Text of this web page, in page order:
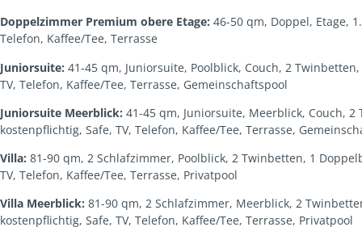
Doppelzimmer Premium obere Etage: 46-50 qm, Doppel, Etage,
Telefon, Kaffee/Tee, Terrasse
Juniorsuite: 41-45 qm, Juniorsuite, Poolblick, Couch, 2
TV, Telefon, Kaffee/Tee, Terrasse, Gemeinschaftspool
Juniorsuite Meerblick: 41-45 qm, Juniorsuite, Meerblick, Couch,
kostenpflichtig, Safe, TV, Telefon, Kaffee/Tee, Terrasse,
Villa: 81-90 qm, 2 Schlafzimmer, Poolblick, 2 Twinbetten, 1
TV, Telefon, Kaffee/Tee, Terrasse, Privatpool
Villa Meerblick: 81-90 qm, 2 Schlafzimmer, Meerblick, 2
kostenpflichtig, Safe, TV, Telefon, Kaffee/Tee, Terrasse, Privatpool